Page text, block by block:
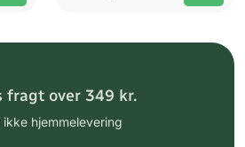
fragt over 349 kr.
hjemmelevering